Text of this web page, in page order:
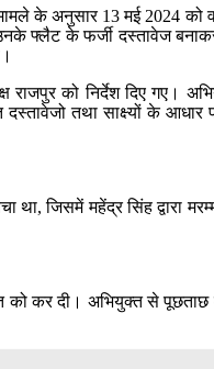
के अनुसार 13 मई 2024 को
उनके फ्लैट के फर्जी दस्तावेज
को निर्देश दिए गए।
तथा साक्ष्यों के
जिसमें महेंद्र सिंह द्वारा
को कर दी। अभियुक्त से